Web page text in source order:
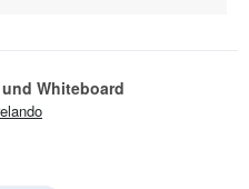
Whiteboard